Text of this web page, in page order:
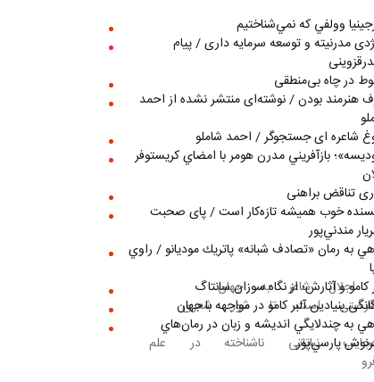
واقع بود. اما نزول اجلال شاعر به جهان
برای مخاطب در حکم فرصتی است تا شور شعری
است که بر آن «عجایب نباتاتی ناشناخته در علم
هم فرو
وولفي كه نمي‌شناختيم
مدرنیته و توسعه سرمایه داری / پیام
در چاه بی‌منطقی
هنرمند بودن / نوشته‌ای منتشر نشده از احمد
شاعره ای جستجوگر / احمد شاملو
بازآفريني مدرن هومر با امضاي كريستوفر
تناقض براهنی
خوب هميشه تازه‌كار است / پای صحبت
مندني‌پور
به رمان «تصادف شبانه» پاتريك موديانو / راوي
کامو و آثارش؛ از نگاه سوزان سانتاگ
بنیادین آلبر کامو در مواجهه با جهان
به چندلايگي انديشه و زبان در رمان‌هاي
پارسي‌پور